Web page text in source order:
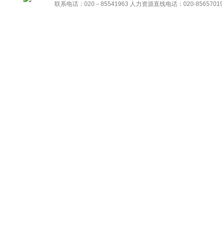
联系电话：020－85541963 人力资源直线电话：020-